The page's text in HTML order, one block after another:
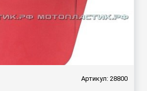
Артикул: 28800